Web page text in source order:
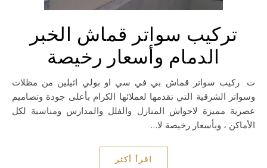
تركيب سواتر قماش الخبر
الدمام وأسعار رخيصة
تركيب سواتر قماش بي في سي او بولي اثيلين من مظلات
وسواتر الشرقية التي تقدمها لعملائها الكرام بأعلى جودة وتصاميم
عصرية مميزة لاحواش المنازل والفلل والمدارس ومناسبة لكل
الأماكن ، وبأسعار رخيصة لا…
اقرأ أكثر